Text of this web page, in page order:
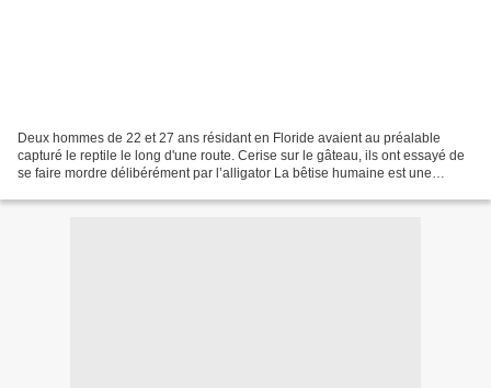
Deux hommes de 22 et 27 ans résidant en Floride avaient au préalable
capturé le reptile le long d'une route. Cerise sur le gâteau, ils ont essayé de
se faire mordre délibérément par l’alligator La bêtise humaine est une